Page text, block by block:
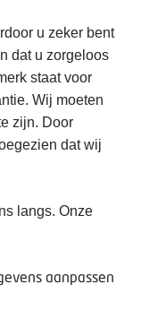
u zeker bent
dat u zorgeloos
staat voor
Wij moeten
zijn. Door
dat wij
langs. Onze
aanpassen